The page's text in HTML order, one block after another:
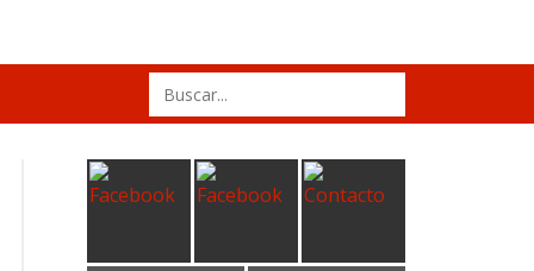
Search
for: